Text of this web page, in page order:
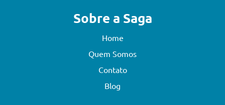
Sobre a Saga
Home
Quem Somos
Contato
Blog